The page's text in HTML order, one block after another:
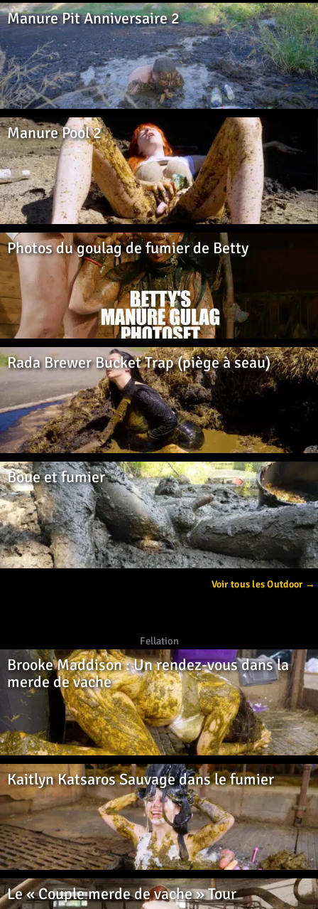
Manure Pit Anniversaire 2
Manure Pool 2
Photos du goulag de fumier de Betty
Rada Brewer Bucket Trap (piège à seau)
Boue et fumier
Voir tous les Outdoor →
Fellation
Brooke Maddison : Un rendez-vous dans la
merde de vache
Kaitlyn Katsaros Sauvage dans le fumier
Le « Couple merde de vache » Tour